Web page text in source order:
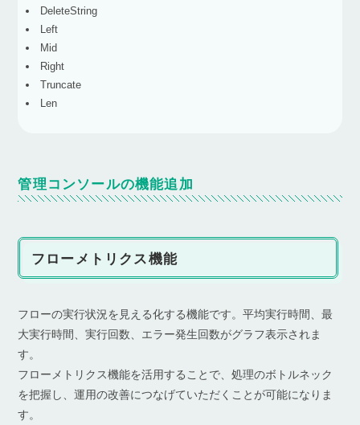
DeleteString
Left
Mid
Right
Truncate
Len
管理コンソールの機能追加
フローメトリクス機能
フローの実行状況を見える化する機能です。平均実行時間、最
大実行時間、実行回数、エラー発生回数がグラフ表示されま
す。
フローメトリクス機能を活用することで、処理のボトルネック
を把握し、運用の改善につなげていただくことが可能になりま
す。